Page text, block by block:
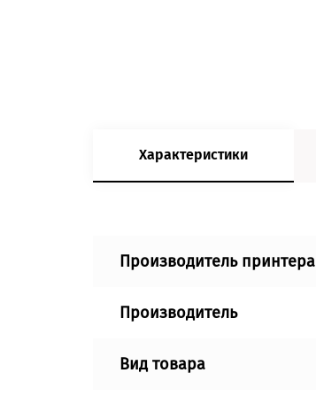
Характеристики
Производитель принтера
Производитель
Вид товара